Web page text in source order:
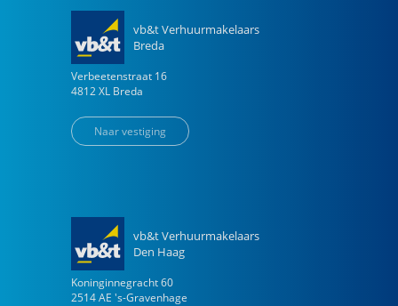
vb&t Verhuurmakelaars
Breda
Verbeetenstraat 16
4812 XL Breda
Naar vestiging
vb&t Verhuurmakelaars
Den Haag
Koninginnegracht 60
2514 AE 's-Gravenhage